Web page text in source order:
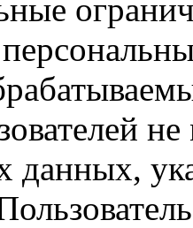
данных,